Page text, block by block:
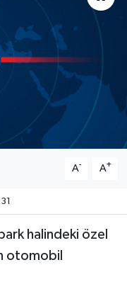
A- A+
halindeki özel
otomobil